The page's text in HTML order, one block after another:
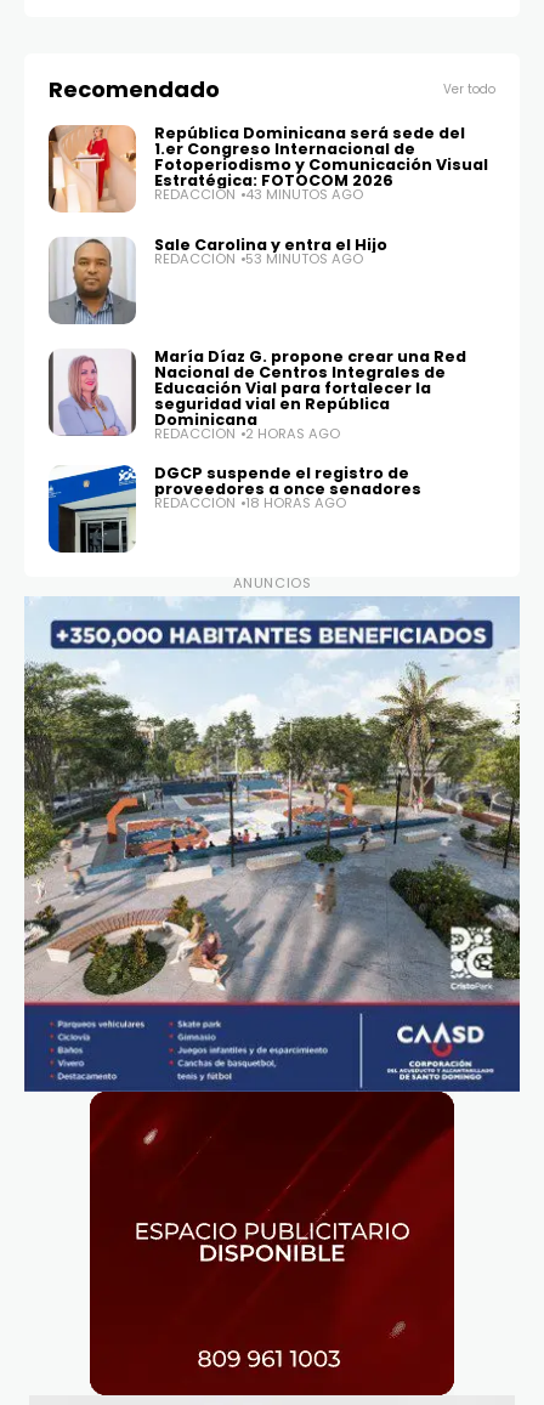
Recomendado Ver todo
República Dominicana será sede del
1.er Congreso Internacional de
Fotoperiodismo y Comunicación Visual
Estratégica: FOTOCOM 2026
REDACCIÓN 43 MINUTOS AGO
Sale Carolina y entra el Hijo
REDACCIÓN 53 MINUTOS AGO
María Díaz G. propone crear una Red
Nacional de Centros Integrales de
Educación Vial para fortalecer la
seguridad vial en República
Dominicana
REDACCIÓN 2 HORAS AGO
DGCP suspende el registro de
proveedores a once senadores
REDACCIÓN 18 HORAS AGO
ANUNCIOS